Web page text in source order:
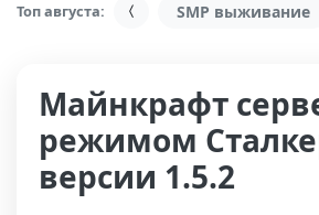
Топ августа: SMP выживание
Майнкрафт
режимом
версии 1.5.2